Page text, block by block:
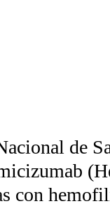
de
con